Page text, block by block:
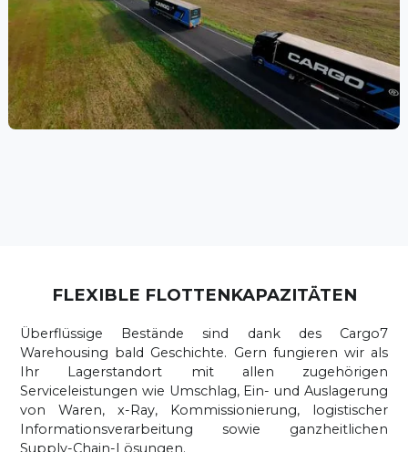
FLEXIBLE FLOTTENKAPAZITÄTEN
Überflüssige Bestände sind dank des Cargo7
Warehousing bald Geschichte. Gern fungieren wir als
Ihr Lagerstandort mit allen zugehörigen
Serviceleistungen wie Umschlag, Ein- und Auslagerung
von Waren, x-Ray, Kommissionierung, logistischer
Informationsverarbeitung sowie ganzheitlichen
Supply-Chain-Lösungen.